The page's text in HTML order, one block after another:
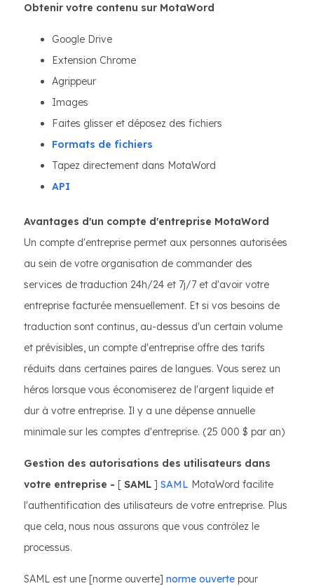
Obtenir votre contenu sur MotaWord
Google Drive
Extension Chrome
Agrippeur
Images
Faites glisser et déposez des fichiers
Formats de fichiers
Tapez directement dans MotaWord
API
Avantages d'un compte d'entreprise MotaWord
Un compte d'entreprise permet aux personnes autorisées
au sein de votre organisation de commander des
services de traduction 24h/24 et 7j/7 et d'avoir votre
entreprise facturée mensuellement. Et si vos besoins de
traduction sont continus, au-dessus d'un certain volume
et prévisibles, un compte d'entreprise offre des tarifs
réduits dans certaines paires de langues. Vous serez un
héros lorsque vous économiserez de l'argent liquide et
dur à votre entreprise. Il y a une dépense annuelle
minimale sur les comptes d'entreprise. (25 000 $ par an)
Gestion des autorisations des utilisateurs dans
votre entreprise - [ SAML ] SAML MotaWord facilite
l'authentification des utilisateurs de votre entreprise. Plus
que cela, nous nous assurons que vous contrôlez le
processus.
SAML est une [norme ouverte] norme ouverte pour